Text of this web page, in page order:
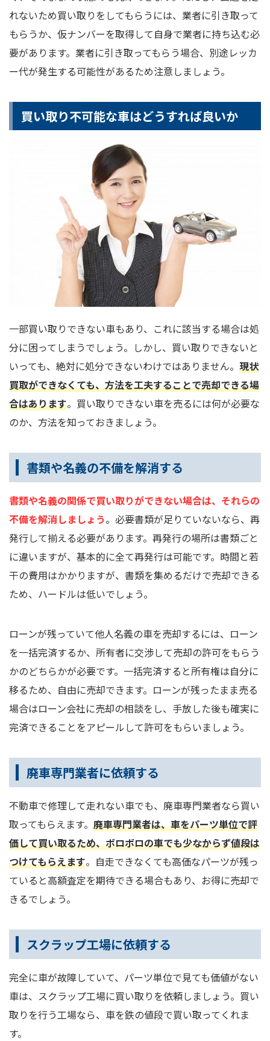
れないため買い取りをしてもらうには、業者に引き取って
もらうか、仮ナンバーを取得して自身で業者に持ち込む必
要があります。業者に引き取ってもらう場合、別途レッカ
ー代が発生する可能性があるため注意しましょう。
買い取り不可能な車はどうすれば良いか
一部買い取りできない車もあり、これに該当する場合は処
分に困ってしまうでしょう。しかし、買い取りできないと
いっても、絶対に処分できないわけではありません。 現状
買取ができなくても、方法を工夫することで売却できる場
合はあります。買い取りできない車を売るには何が必要な
のか、方法を知っておきましょう。
書類や名義の不備を解消する
書類や名義の関係で買い取りができない場合は、それらの
不備を解消しましょう。必要書類が足りていないなら、再
発行して揃える必要があります。再発行の場所は書類ごと
に違いますが、基本的に全て再発行は可能です。時間と若
干の費用はかかりますが、書類を集めるだけで売却できる
ため、ハードルは低いでしょう。
ローンが残っていて他人名義の車を売却するには、ローン
を一括完済するか、所有者に交渉して売却の許可をもらう
かのどちらかが必要です。一括完済すると所有権は自分に
移るため、自由に売却できます。ローンが残ったまま売る
場合はローン会社に売却の相談をし、手放した後も確実に
完済できることをアピールして許可をもらいましょう。
廃車専門業者に依頼する
不動車で修理して走れない車でも、廃車専門業者なら買い
取ってもらえます。 廃車専門業者は、車をパーツ単位で評
価して買い取るため、ボロボロの車でも少なからず値段は
つけてもらえます。自走できなくても高価なパーツが残っ
ていると高額査定を期待できる場合もあり、お得に売却で
きるでしょう。
スクラップ工場に依頼する
完全に車が故障していて、パーツ単位で見ても価値がない
車は、スクラップ工場に買い取りを依頼しましょう。買い
取りを行う工場なら、車を鉄の値段で買い取ってくれま
す。